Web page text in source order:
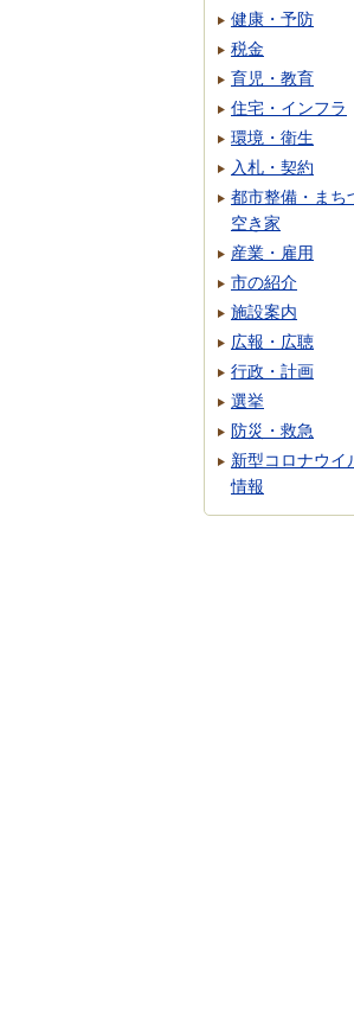
健康・予防
税金
育児・教育
住宅・インフラ
環境・衛生
入札・契約
都市整備・まち
空き家
産業・雇用
市の紹介
施設案内
広報・広聴
行政・計画
選挙
防災・救急
新型コロナウイ
情報